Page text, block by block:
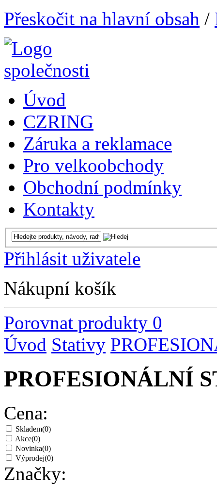
Přeskočit na hlavní obsah /
Úvod
CZRING
Záruka a reklamace
Pro velkoobchody
Obchodní podmínky
Kontakty
Přihlásit uživatele
Nákupní košík
Porovnat produkty 0
Úvod Stativy
PROFESIONÁLNÍ
Cena:
Skladem(0)
Akce(0)
Novinka(0)
Výprodej(0)
Značky: